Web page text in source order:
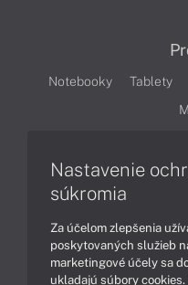
Notebooky Tablety
Obchodné
Nastavenie
súkromia
Za účelom zlepšenia
poskytovaných služieb
marketingové účely sa
ukladajú súbory